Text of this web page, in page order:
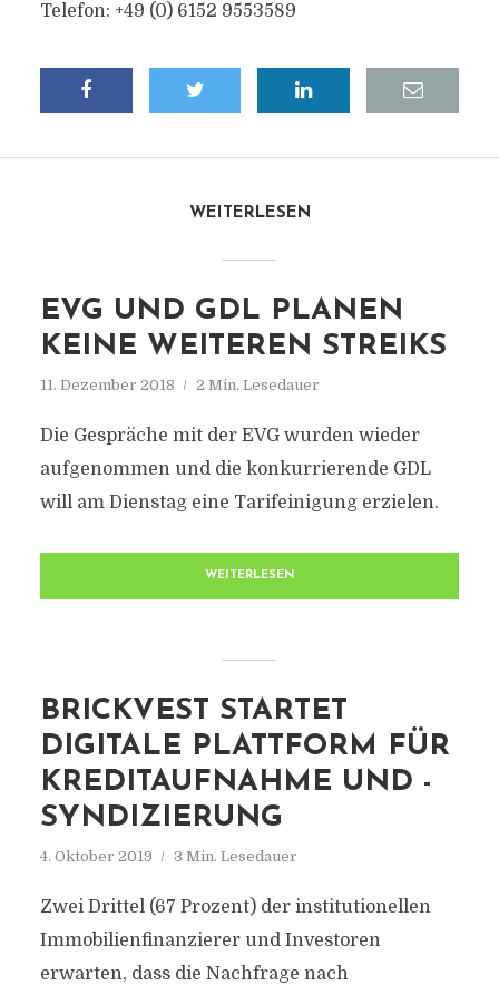
Telefon: +49 (0) 6152 9553589
WEITERLESEN
EVG UND GDL PLANEN
KEINE WEITEREN STREIKS
11. Dezember 2018 2 Min. Lesedauer
Die Gespräche mit der EVG wurden wieder
aufgenommen und die konkurrierende GDL
will am Dienstag eine Tarifeinigung erzielen.
WEITERLESEN
BRICKVEST STARTET
DIGITALE PLATTFORM FÜR
KREDITAUFNAHME UND -
SYNDIZIERUNG
4. Oktober 2019 3 Min. Lesedauer
Zwei Drittel (67 Prozent) der institutionellen
Immobilienfinanzierer und Investoren
erwarten, dass die Nachfrage nach